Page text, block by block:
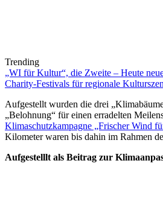
Trending
„WI für Kultur“, die Zweite – Heute
Charity-Festivals für regionale
Aufgestellt wurden die drei
„Belohnung“ für einen erradelten
Klimaschutzkampagne „Frischer Wind
Kilometer waren bis dahin im Rahmen
Aufgestelllt als Beitrag zur